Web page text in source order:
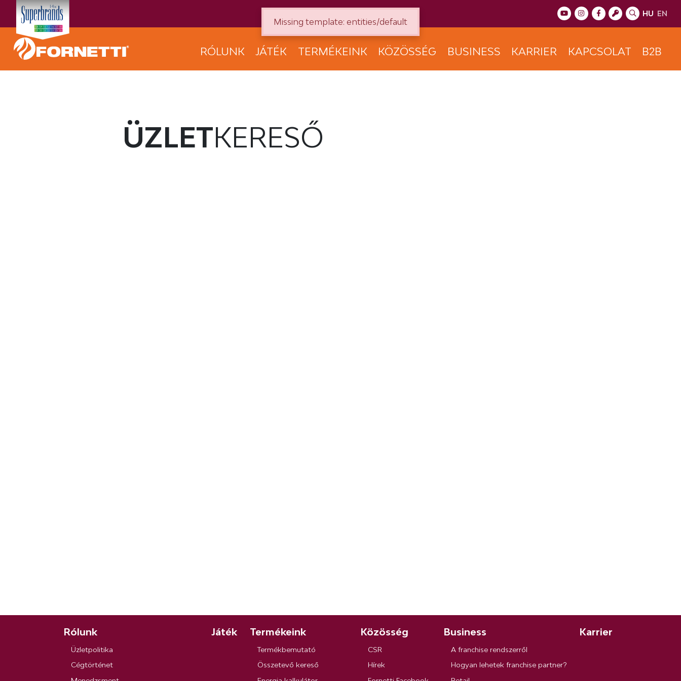
HU EN
RÓLUNK JÁTÉK TERMÉKEINK KÖZÖSSÉG BUSINESS KARRIER KAPCSOLAT B2B
ÜZLETKERESŐ
Rólunk
Üzletpolitika
Cégtörténet
Játék Termékeink
Termékbemutató
Összetevő kereső
Közösség
CSR
Hírek
Business
A franchise rendszerről
Hogyan lehetek franchise partner?
Karrier
Missing template: entities/default